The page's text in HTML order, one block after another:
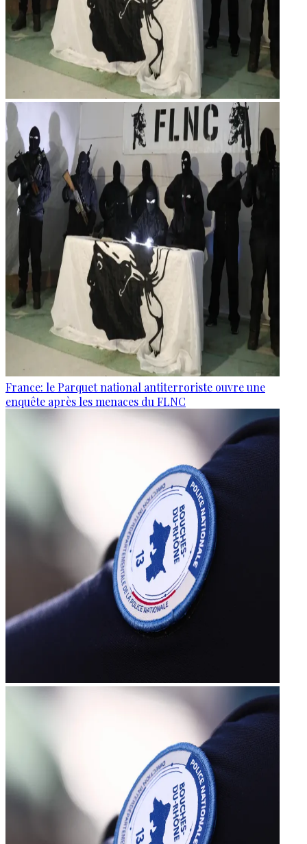
France: le Parquet national antiterroriste ouvre une
enquête après les menaces du FLNC